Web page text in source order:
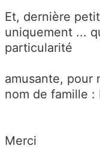
Et, dernière
uniquement ...
particularité
amusante, pour
nom de famille :
Merci